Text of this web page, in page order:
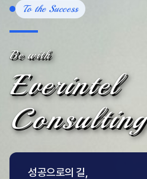
To the Success
Be with
Everintel
Consulting
성공으로의 길,